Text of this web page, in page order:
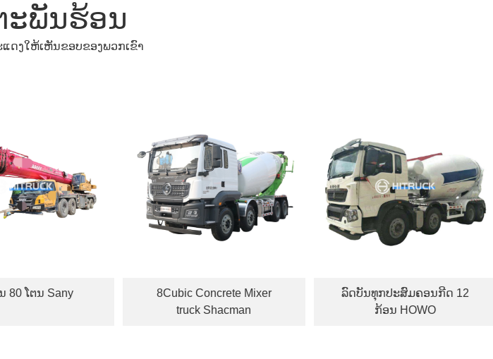
ະພັນຮ້ອນ
ດງໃຫ້ເຫັນຂອບຂອງພວກເຂົາ
8Cubic Concrete Mixer
truck Shacman
ລົດບັນທຸກປະສົມຄອນກີດ 12
ພາຫ